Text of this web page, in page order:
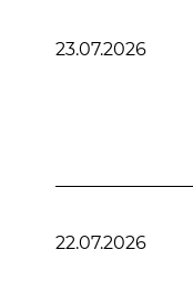
23.07.2026
22.07.2026